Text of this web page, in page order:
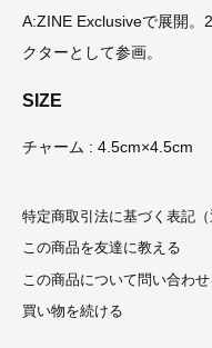
A:ZINE Exclusiveで展開。
クターとして参画。
SIZE
チャーム : 4.5cm×4.5cm
特定商取引法に基づく表記（
この商品を友達に教える
この商品について問い合わせ
買い物を続ける